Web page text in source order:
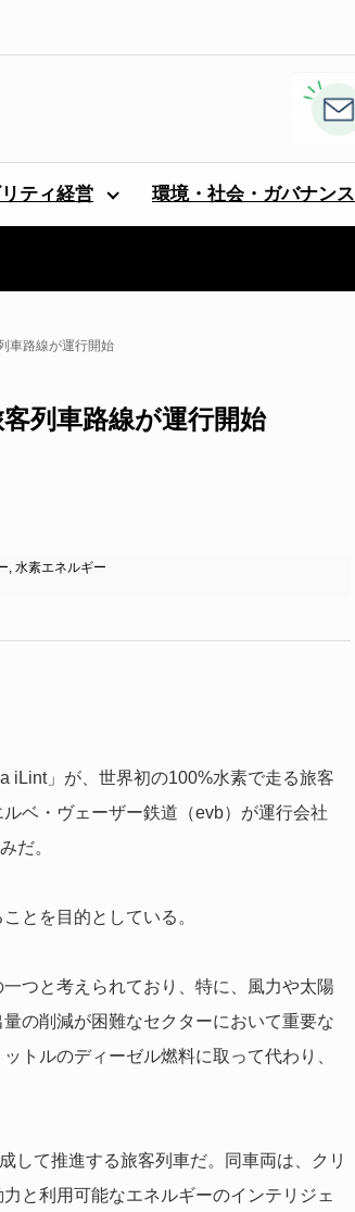
ティ経営 環境・社会・ガバナンス
車路線が運行開始
列車路線が運行開始
, 水素エネルギー
iLint」が、世界初の100%水素で走る旅客
ベ・ヴェーザー鉄道（evb）が運行会社
だ。
とを目的としている。
つと考えられており、特に、風力や太陽
の削減が困難なセクターにおいて重要な
トルのディーゼル燃料に取って代わり、
して推進する旅客列車だ。同車両は、クリ
と利用可能なエネルギーのインテリジェ